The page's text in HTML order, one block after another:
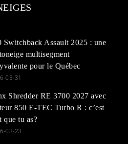
Switchback Assault 2025 : une
multisegment
pour le Québec
03-31
Shredder RE 3700 2027 avec
850 E-TEC Turbo R : c’est
que tu as?
03-23